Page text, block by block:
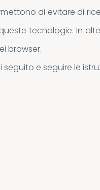
di evitare di
tecnologie. In
browser.
e seguire le